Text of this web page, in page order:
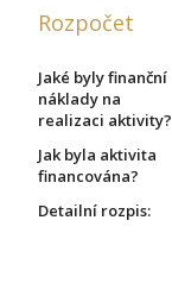
Rozpočet
Jaké byly finanční
náklady na
realizaci aktivity?
Jak byla aktivita
financována?
Detailní rozpis: